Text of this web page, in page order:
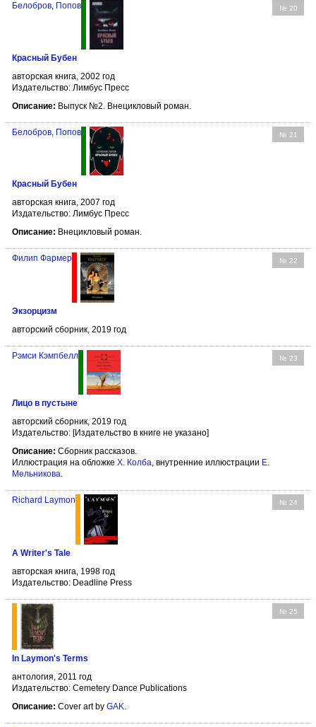
№ 20
Белобров, Попов
Красный Бубен
авторская книга, 2002 год
Издательство: Лимбус Пресс
Описание: Выпуск №2. Внецикловый роман.
№ 21
Белобров Попов
Красный Бубен
авторская книга, 2007 год
Издательство: Лимбус Пресс
Описание: Внецикловый роман.
№ 22
Филип Фармер
Экзорцизм
авторский сборник, 2019 год
№ 23
Рэмси Кэмпбелл
Лицо в пустыне
авторский сборник, 2019 год
Издательство: [Издательство в книге не указано]
Описание: Сборник рассказов.
Иллюстрация на обложке Х. Колба, внутренние иллюстрации Е.
Мельникова.
№ 24
Richard Laymon
A Writer's Tale
авторская книга, 1998 год
Издательство: Deadline Press
№ 25
In Laymon's Terms
антология, 2011 год
Издательство: Cemetery Dance Publications
Описание: Cover art by GAK.